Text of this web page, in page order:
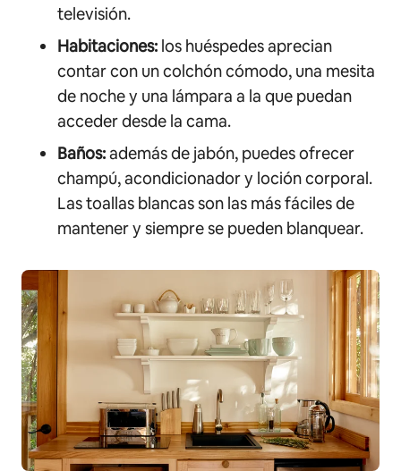
televisión.
Habitaciones: los huéspedes aprecian
contar con un colchón cómodo, una mesita
de noche y una lámpara a la que puedan
acceder desde la cama.
Baños:además de jabón, puedes ofrecer
champú, acondicionador y loción corporal.
Las toallas blancas son las más fáciles de
mantener y siempre se pueden blanquear.